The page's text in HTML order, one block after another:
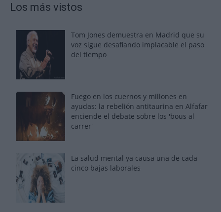
Los más vistos
Tom Jones demuestra en Madrid que su
voz sigue desafiando implacable el paso
del tiempo
Fuego en los cuernos y millones en
ayudas: la rebelión antitaurina en Alfafar
enciende el debate sobre los 'bous al
carrer'
La salud mental ya causa una de cada
cinco bajas laborales